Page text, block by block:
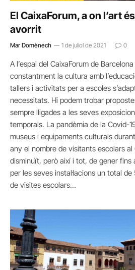
El CaixaForum, a on l’art
avorrit
Mar Domènech 1 de juliol de 2021 0
A l’espai del CaixaForum de Barcelona
constantment la cultura amb
tallers i activitats per a escoles
necessitats. Hi podem trobar
sempre lligades a les seves
temporals. La pandèmia de la Covid-
museus i equipaments culturals
any el nombre de visitants escolars al
disminuït, però així i tot, de gener fins
per les seves instal·lacions un total
de visites escolars…